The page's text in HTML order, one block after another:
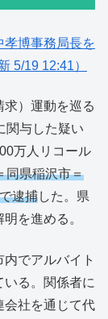
博事務局長を
5/19 12:41）
）運動を巡る
関与した疑い
万人リコール
同県稲沢市＝
逮捕した。県
を進める。
でアルバイト
る。関係者に
会社を通じて代